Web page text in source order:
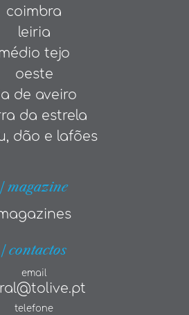
coimbra
leiria
tejo
oeste
de aveiro
da estrela
dão e lafões
| magazine
| contactos
email
telefone